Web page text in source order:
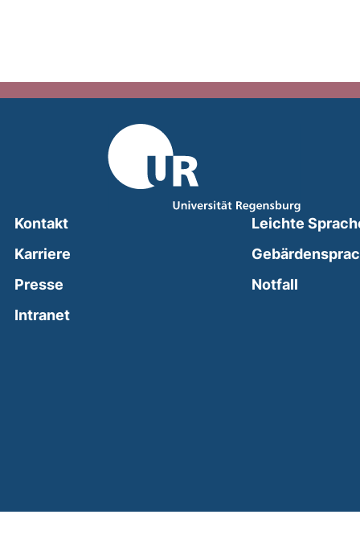
Kontakt
Karriere
Presse
Intranet(external link, opens in a new window)
Leichte
Notfall